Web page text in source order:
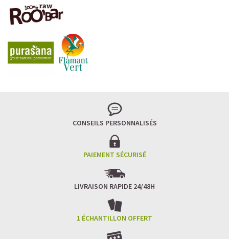
CONSEILS PERSONNALISÉS
PAIEMENT SÉCURISÉ
LIVRAISON RAPIDE 24/48H
1 ÉCHANTILLON OFFERT